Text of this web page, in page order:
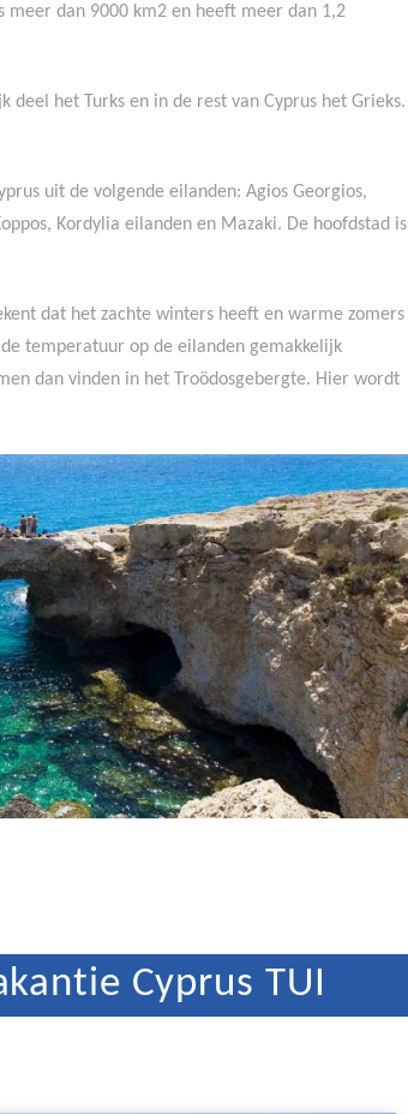
dan 9000 km2 en heeft meer dan 1,2
het Turks en in de rest van Cyprus het Grieks.
uit de volgende eilanden: Agios Georgios,
Kordylia eilanden en Mazaki. De hoofdstad is
dat het zachte winters heeft en warme zomers
temperatuur op de eilanden gemakkelijk
dan vinden in het Troödosgebergte. Hier wordt
Cyprus TUI